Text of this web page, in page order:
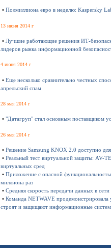
• Полмиллиона евро в неделю: Kaspersky
13 июня 2014 г
• Лучшие работающие решения ИТ-
лидеров рынка информационной
4 июня 2014 г
• Еще несколько сравнительно честных
апрельский спам
28 мая 2014 г
• "Датагруп" стал основным поставщиком
26 мая 2014 г
• Решение Samsung KNOX 2.0 доступно
• Реальный тест виртуальной защиты: AV-
виртуальных сред
• Приложение с опасной
миллиона раз
• Средняя скорость передачи данных в
• Команда NETWAVE продемонстрировала
строят и защищают информационные